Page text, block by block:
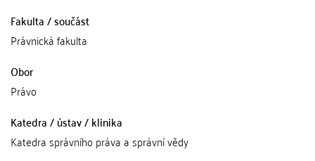
Fakulta / součást
Právnická fakulta
Obor
Právo
Katedra / ústav / klinika
Katedra správního práva a správní vědy